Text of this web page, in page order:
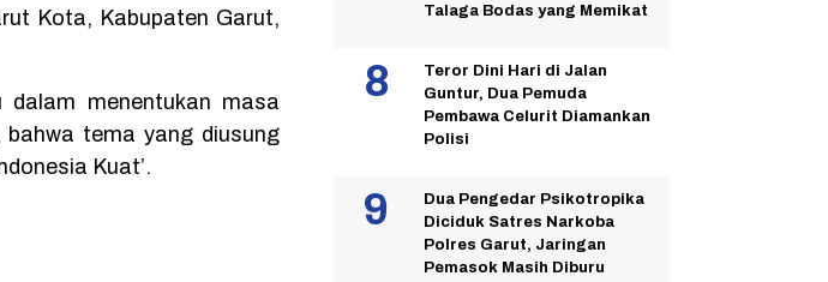
Kota, Kabupaten Garut,
dalam menentukan masa
tema yang diusung
Kuat’.
Talaga Bodas yang Memikat
Teror Dini Hari di Jalan
Guntur, Dua Pemuda
Pembawa Celurit Diamankan
Polisi
Dua Pengedar Psikotropika
Diciduk Satres Narkoba
Polres Garut, Jaringan
Pemasok Masih Diburu